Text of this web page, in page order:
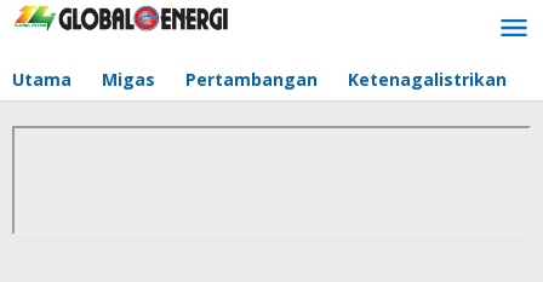
Lewati
Utama Migas Pertambangan Ketenagalistrikan